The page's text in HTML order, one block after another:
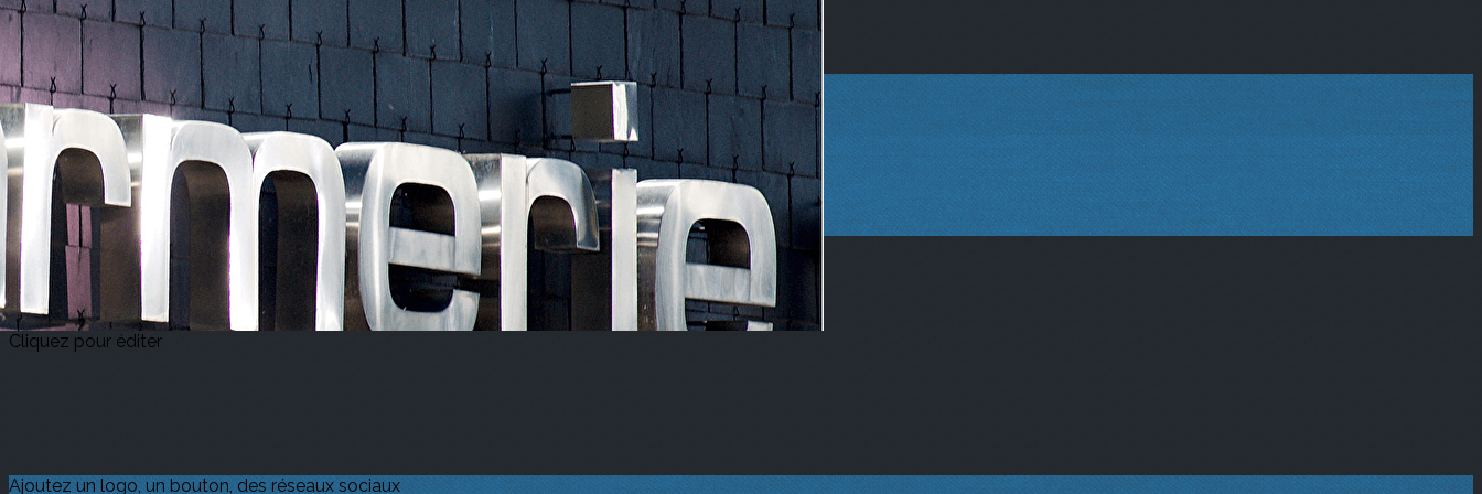
Exporter les lignes sélectionnées
Exporter toutes les colonnes
Exporter uniquement les colonnes affichées
Menu
<
>
Adhérer en ligne
Pourquoi adhérer ?
?>
Images de la page d'accueil
Cliquez pour éditer
Ajoutez un logo, un bouton, des réseaux sociaux